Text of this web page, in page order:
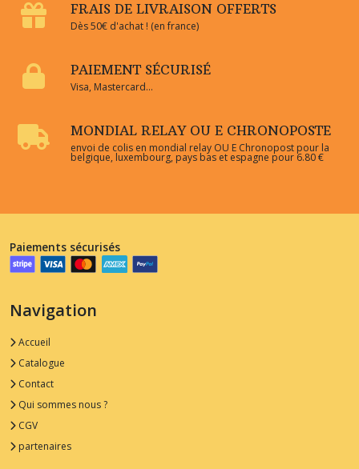
FRAIS DE LIVRAISON OFFERTS
Dès 50€ d'achat ! (en france)
PAIEMENT SÉCURISÉ
Visa, Mastercard...
MONDIAL RELAY OU E CHRONOPOSTE
envoi de colis en mondial relay OU E Chronopost pour la
belgique, luxembourg, pays bas et espagne pour 6.80 €
Paiements sécurisés
Navigation
Accueil
Catalogue
Contact
Qui sommes nous ?
CGV
partenaires